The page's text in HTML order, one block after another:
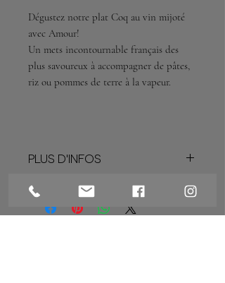
Dégustez notre plat Coq au vin mijoté
avec Amour!
Un mets incontournable français des
plus savoureux à accompagner de pâtes,
riz ou pommes de terre à la vapeur.
PLUS D'INFOS
Ingrédients